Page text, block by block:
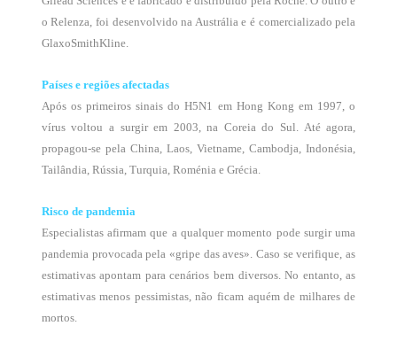
o Relenza, foi desenvolvido na Austrália e é comercializado pela
GlaxoSmithKline.
Países e regiões afectadas
Após os primeiros sinais do H5N1 em Hong Kong em 1997, o
vírus voltou a surgir em 2003, na Coreia do Sul. Até agora,
propagou-se pela China, Laos, Vietname, Cambodja, Indonésia,
Tailândia, Rússia, Turquia, Roménia e Grécia.
Risco de pandemia
Especialistas afirmam que a qualquer momento pode surgir uma
pandemia provocada pela «gripe das aves». Caso se verifique, as
estimativas apontam para cenários bem diversos. No entanto, as
estimativas menos pessimistas, não ficam aquém de milhares de
mortos.